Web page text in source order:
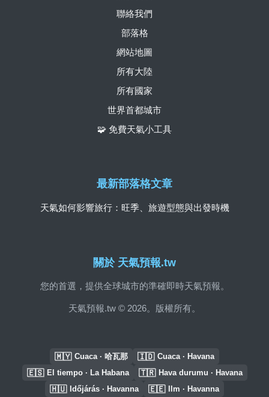
關於 天氣預報.tw
您的首選，提供全球城市的準確即時天氣預報。
天氣預報.tw © 2026。版權所有。
聯絡我們
部落格
網站地圖
所有大陸
所有國家
世界首都城市
🧩 免費天氣小工具
最新部落格文章
天氣如何影響旅行：旺季、旅遊型態與出發時機
🇲🇾 Cuaca · 哈瓦那 🇮🇩 Cuaca · Havana
🇪🇸 El tiempo · La Habana 🇹🇷 Hava durumu · Havana
🇭🇺 Időjárás · Havanna 🇪🇪 Ilm · Havanna